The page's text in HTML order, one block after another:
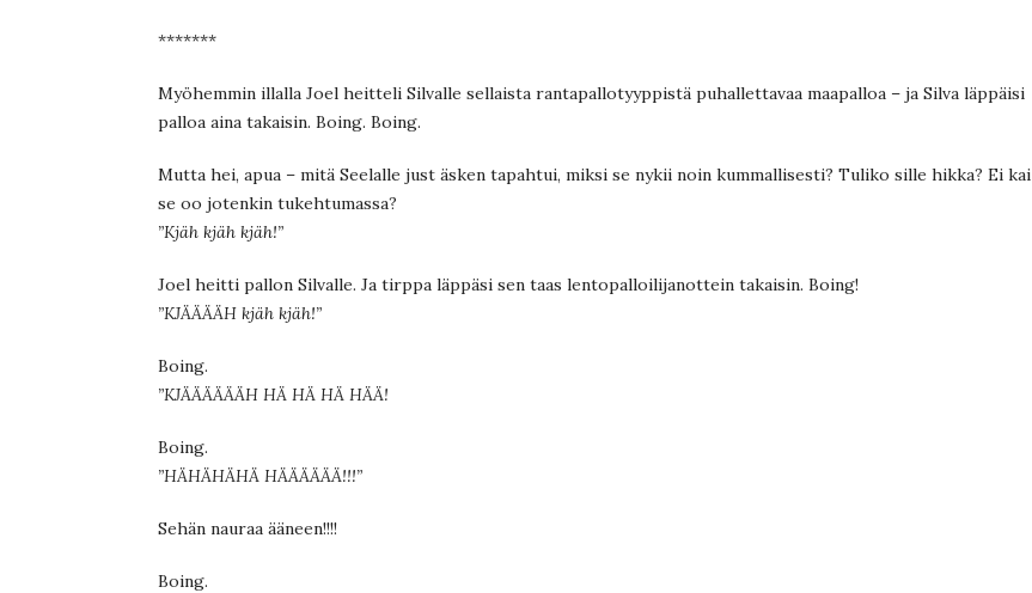
*******
Myöhemmin illalla Joel heitteli Silvalle sellaista rantapallotyyppistä puhallettavaa maapalloa – ja Silva läppäisi
palloa aina takaisin. Boing. Boing.
Mutta hei, apua – mitä Seelalle just äsken tapahtui, miksi se nykii noin kummallisesti? Tuliko sille hikka? Ei kai
se oo jotenkin tukehtumassa?
”Kjäh kjäh kjäh!”
Joel heitti pallon Silvalle. Ja tirppa läppäsi sen taas lentopalloilijanottein takaisin. Boing!
”KJÄÄÄÄH kjäh kjäh!”
Boing.
”KJÄÄÄÄÄÄH HÄ HÄ HÄ HÄÄ!
Boing.
”HÄHÄHÄHÄ HÄÄÄÄÄÄ!!!”
Sehän nauraa ääneen!!!!
Boing.